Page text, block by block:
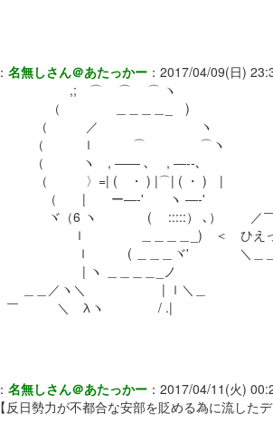
： 名無しさん＠あたっかー ： 2017/04/09(日)
,; ⌒ ⌒ ⌒ ヽ
（ ＿＿＿＿_ )
（ ／ ヽ
（ ｌ ⌒ ⌒ヽ
（ ヽ , ―― ､ , ―‐‐､
（ 〉=| ( ・ ) |⌒| ( ・ ) |
（ | ー―‐' ヽ ―‐'
ヾ（6 ヽ ( :::::） ､） ／￣￣￣
ｌ ＿＿＿＿_) ＜ ひえっ、こりゃ
ｌ ( ＿＿＿ヾ' ＼＿＿＿＿
| ヽ ＿＿＿＿_ノ
＿＿／ヽ＼ | ｌ＼＿
￣ ＼ λヽ / .|
： 名無しさん＠あたっかー ： 2017/04/11(火)
【反日勢力が不都合な安部を貶める為に流した